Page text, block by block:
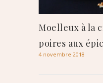
Moelleux à la
poires aux
4 novembre 2018